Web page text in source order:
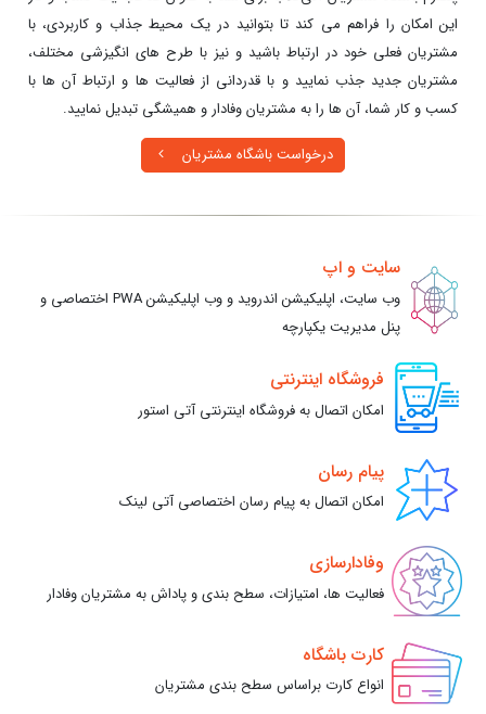
این امکان را فراهم می کند تا بتوانید در یک محیط جذاب و کاربردی، با
مشتریان فعلی خود در ارتباط باشید و نیز با طرح های انگیزشی مختلف،
مشتریان جدید جذب نمایید و با قدردانی از فعالیت ها و ارتباط آن ها با
کسب و کار شما، آن ها را به مشتریان وفادار و همیشگی تبدیل نمایید.
درخواست باشگاه مشتریان
سایت و اپ
وب سایت، اپلیکیشن اندروید و وب اپلیکیشن PWA اختصاصی و
پنل مدیریت یکپارچه
فروشگاه اینترنتی
امکان اتصال به فروشگاه اینترنتی آتی استور
پیام رسان
امکان اتصال به پیام رسان اختصاصی آتی لینک
وفادارسازی
فعالیت ها، امتیازات، سطح بندی و پاداش به مشتریان وفادار
کارت باشگاه
انواع کارت براساس سطح بندی مشتریان